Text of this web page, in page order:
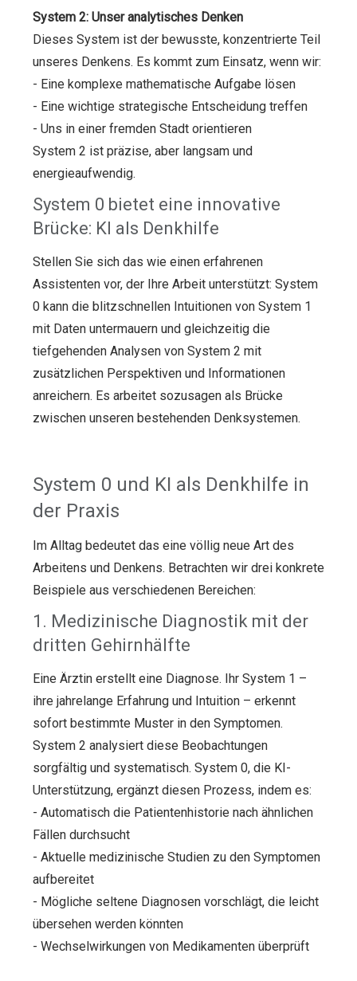
System 2: Unser analytisches Denken
Dieses System ist der bewusste, konzentrierte Teil
unseres Denkens. Es kommt zum Einsatz, wenn wir:
- Eine komplexe mathematische Aufgabe lösen
- Eine wichtige strategische Entscheidung treffen
- Uns in einer fremden Stadt orientieren
System 2 ist präzise, aber langsam und
energieaufwendig.
System 0 bietet eine innovative
Brücke: KI als Denkhilfe
Stellen Sie sich das wie einen erfahrenen
Assistenten vor, der Ihre Arbeit unterstützt: System
0 kann die blitzschnellen Intuitionen von System 1
mit Daten untermauern und gleichzeitig die
tiefgehenden Analysen von System 2 mit
zusätzlichen Perspektiven und Informationen
anreichern. Es arbeitet sozusagen als Brücke
zwischen unseren bestehenden Denksystemen.
System 0 und KI als Denkhilfe in
der Praxis
Im Alltag bedeutet das eine völlig neue Art des
Arbeitens und Denkens. Betrachten wir drei konkrete
Beispiele aus verschiedenen Bereichen:
1. Medizinische Diagnostik mit der
dritten Gehirnhälfte
Eine Ärztin erstellt eine Diagnose. Ihr System 1 –
ihre jahrelange Erfahrung und Intuition – erkennt
sofort bestimmte Muster in den Symptomen.
System 2 analysiert diese Beobachtungen
sorgfältig und systematisch. System 0, die KI-
Unterstützung, ergänzt diesen Prozess, indem es:
- Automatisch die Patientenhistorie nach ähnlichen
Fällen durchsucht
- Aktuelle medizinische Studien zu den Symptomen
aufbereitet
- Mögliche seltene Diagnosen vorschlägt, die leicht
übersehen werden könnten
- Wechselwirkungen von Medikamenten überprüft